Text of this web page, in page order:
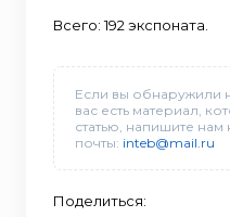
Всего: 192 экспоната.
Если вы обнаружили
вас есть материал,
статью, напишите
почты: inteb@mail.ru
Поделиться: